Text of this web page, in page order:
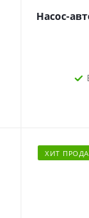
Насос-
ХИТ